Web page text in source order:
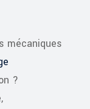
mécaniques
?